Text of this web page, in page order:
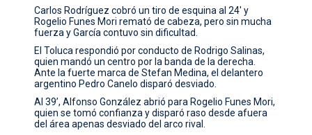
Carlos Rodríguez cobró un tiro de esquina al 24' y
Rogelio Funes Mori remató de cabeza, pero sin mucha
fuerza y García contuvo sin dificultad.
El Toluca respondió por conducto de Rodrigo Salinas,
quien mandó un centro por la banda de la derecha.
Ante la fuerte marca de Stefan Medina, el delantero
argentino Pedro Canelo disparó desviado.
Al 39’, Alfonso González abrió para Rogelio Funes Mori,
quien se tomó confianza y disparó raso desde afuera
del área apenas desviado del arco rival.